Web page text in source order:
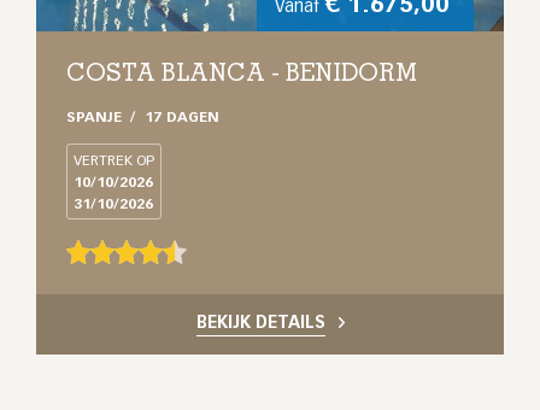
Vanaf € 1.675,00
COSTA BLANCA - BENIDORM
SPANJE 17 DAGEN
VERTREK OP
10/10/2026
31/10/2026
BEKIJK DETAILS